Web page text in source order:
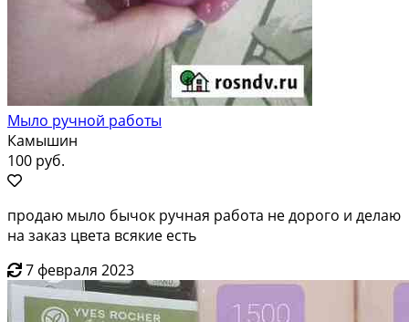
Мыло ручной работы
Камышин
100 руб.
продаю мыло бычок ручная работа не дорого и делаю
на заказ цвета всякие есть
7 февраля 2023